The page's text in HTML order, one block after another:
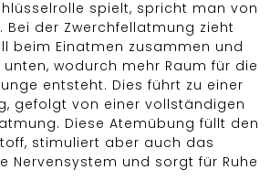
spielt, spricht man von
Bei der Zwerchfellatmung zieht
beim Einatmen zusammen und
wodurch mehr Raum für die
entsteht. Dies führt zu einer
gefolgt von einer vollständigen
Diese Atemübung füllt den
stimuliert aber auch das
Nervensystem und sorgt für Ruhe